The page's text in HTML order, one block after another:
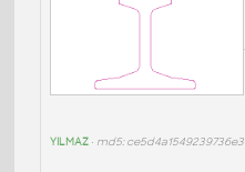
YILMAZ• md5: